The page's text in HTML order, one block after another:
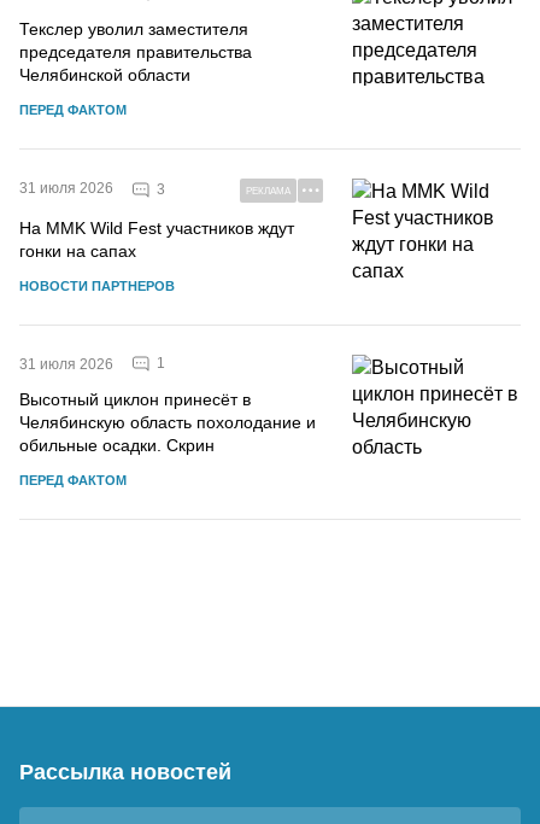
Текслер уволил заместителя
председателя правительства
Челябинской области
ПЕРЕД ФАКТОМ
31 июля 2026 3 РЕКЛАМА
На MMK Wild Fest участников ждут
гонки на сапах
НОВОСТИ ПАРТНЕРОВ
31 июля 2026 1
Высотный циклон принесёт в
Челябинскую область похолодание и
обильные осадки. Скрин
ПЕРЕД ФАКТОМ
Рассылка новостей